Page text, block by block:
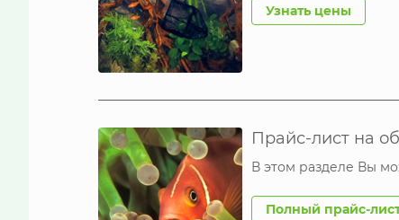
Узнать цены
Прайс-лист на
В этом разделе Вы
Полный прайс-